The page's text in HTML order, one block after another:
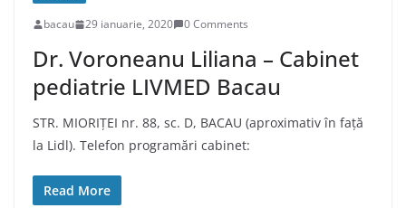
bacau 29 ianuarie, 2020 0 Comments
Dr. Voroneanu Liliana – Cabinet
pediatrie LIVMED Bacau
STR. MIORIȚEI nr. 88, sc. D, BACAU (aproximativ în față
la Lidl). Telefon programări cabinet:
Read More